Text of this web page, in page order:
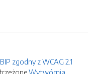
BIP zgodny z WCAG 2.1
Wytwórnia